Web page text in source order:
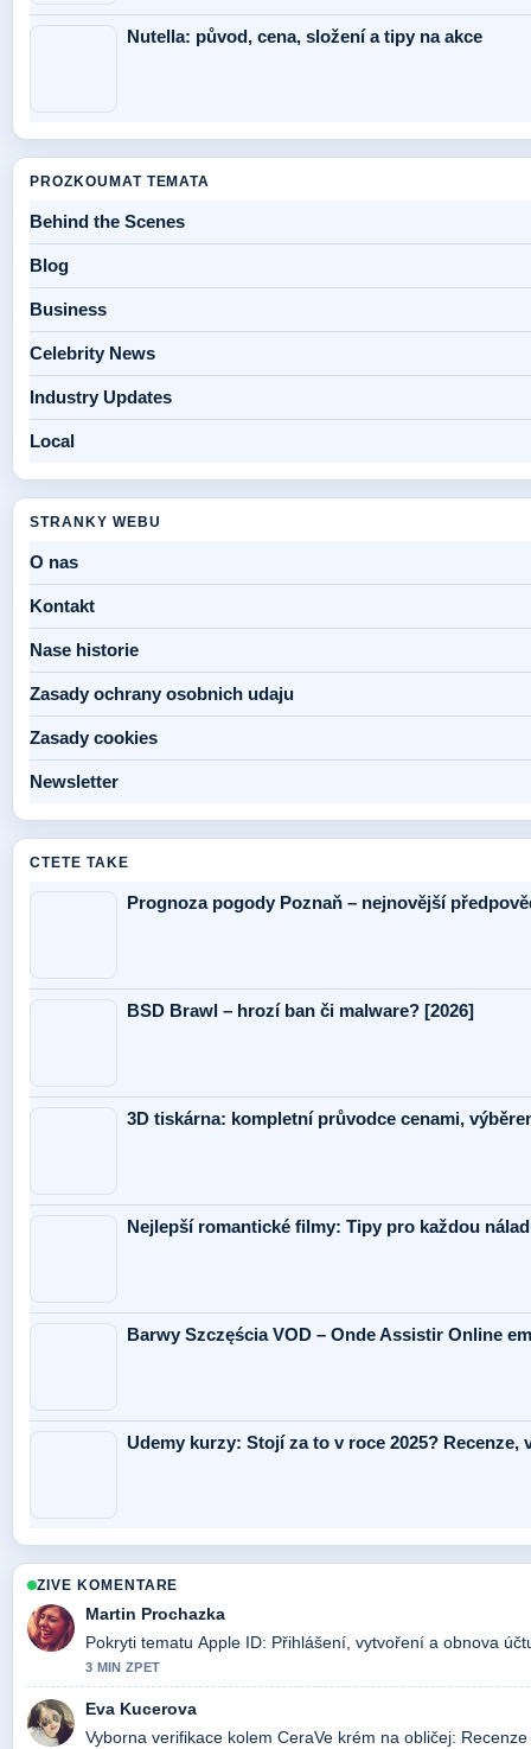
Nutella: původ, cena, složení a tipy na akce
PROZKOUMAT TEMATA
Behind the Scenes
Blog
Business
Celebrity News
Industry Updates
Local
STRANKY WEBU
O nas
Kontakt
Nase historie
Zasady ochrany osobnich udaju
Zasady cookies
Newsletter
CTETE TAKE
Prognoza pogody Poznaň – nejnovější
BSD Brawl – hrozí ban či malware? [2026]
3D tiskárna: kompletní průvodce cenami,
Nejlepší romantické filmy: Tipy pro každou
Barwy Szczęścia VOD – Onde Assistir Online
Udemy kurzy: Stojí za to v roce 2025? Recenze,
ZIVE KOMENTARE
Martin Prochazka
Pokryti tematu Apple ID: Přihlášení, vytvoření a obnova
3 MIN ZPET
Eva Kucerova
Vyborna verifikace kolem CeraVe krém na obličej: